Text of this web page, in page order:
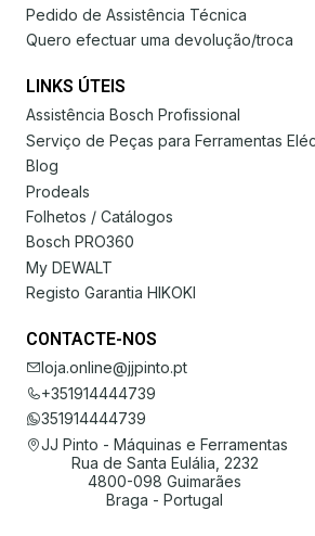
Pedido de Assistência Técnica
Quero efectuar uma devolução/troca
LINKS ÚTEIS
Assistência Bosch Profissional
Serviço de Peças para Ferramentas
Blog
Prodeals
Folhetos / Catálogos
Bosch PRO360
My DEWALT
Registo Garantia HIKOKI
CONTACTE-NOS
loja.online@jjpinto.pt
+351914444739
351914444739
JJ Pinto - Máquinas e Ferramentas
Rua de Santa Eulália, 2232
4800-098 Guimarães
Braga - Portugal